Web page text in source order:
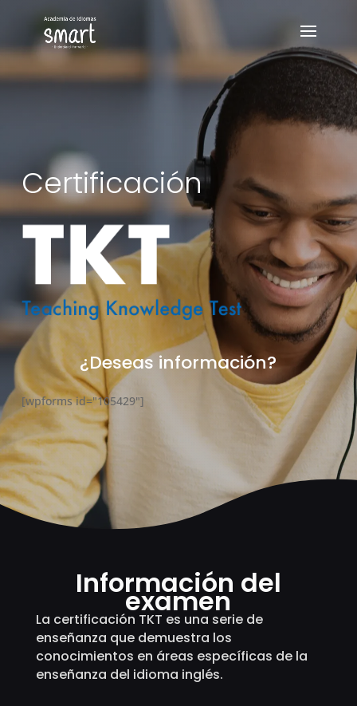
Certificación
¿Deseas información?
[wpforms id="105429"]
Información del
examen
La certificación TKT es una serie de
enseñanza que demuestra los
conocimientos en áreas específicas de la
enseñanza del idioma inglés.